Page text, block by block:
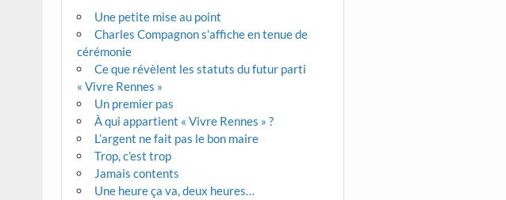
Une petite mise au point
Charles Compagnon s’affiche en tenue de
cérémonie
Ce que révèlent les statuts du futur parti
« Vivre Rennes »
Un premier pas
À qui appartient « Vivre Rennes » ?
L’argent ne fait pas le bon maire
Trop, c’est trop
Jamais contents
Une heure ça va, deux heures…